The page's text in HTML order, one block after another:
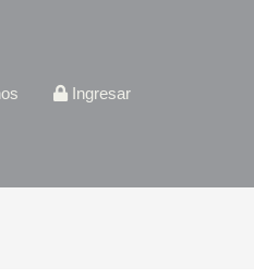
Ingresar